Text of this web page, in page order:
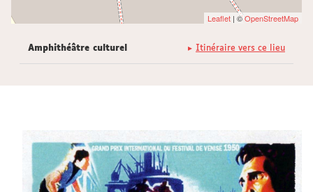
Leaflet | ©OpenStreetMap
Itinéraire vers ce lieu
Amphithéâtre culturel